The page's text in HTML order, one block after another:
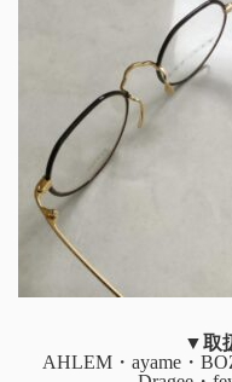
▼取
AHLEM・ayame・